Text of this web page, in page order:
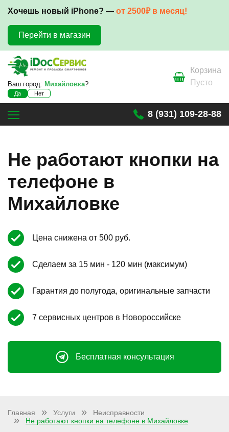
Хочешь новый iPhone? — от 2500₽ в месяц!
Перейти в магазин
Ваш город: Михайловка?
Да Нет
Корзина
Пусто
8 (931) 109-28-88
Не работают кнопки на
телефоне в
Михайловке
Цена снижена от 500 руб.
Сделаем за 15 мин - 120 мин (максимум)
Гарантия до полугода, оригинальные запчасти
7 сервисных центров в Новороссийске
Бесплатная консультация
Главная Услуги
Неисправности
Не работают кнопки на телефоне в Михайловке